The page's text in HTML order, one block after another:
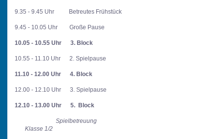
9.35 - 9.45 Uhr Betreutes Frühstück
9.45 - 10.05 Uhr Große Pause
10.05 - 10.55 Uhr 3. Block
10.55 - 11.10 Uhr 2. Spielpause
11.10 - 12.00 Uhr 4. Block
12.00 - 12.10 Uhr 3. Spielpause
12.10 - 13.00 Uhr 5. Block
Spielbetreuung
Klasse 1/2